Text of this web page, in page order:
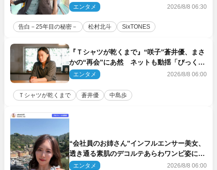
エンタメ 2026/8/8 06:30
告白－25年目の秘密－ 松村北斗 SixTONES
『Ｔシャツが乾くまで』“咲子”蒼井優、まさ
かの“再会”にあ然 ネットも動揺「びっくり
した!!」「今さら?!」（ネタバレあり）
エンタメ 2026/8/8 06:00
Ｔシャツが乾くまで 蒼井優 中島歩
“会社員のお姉さん”インフルエンサー美女、
透き通る素肌のデコルテあらわワンピ姿に反
響エンタメ 2026/8/8 06:00